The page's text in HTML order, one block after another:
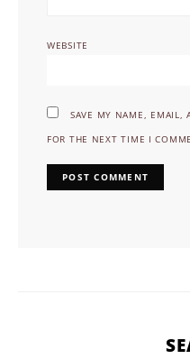
WEBSITE
SAVE MY NAME, EMAIL,
FOR THE NEXT TIME I